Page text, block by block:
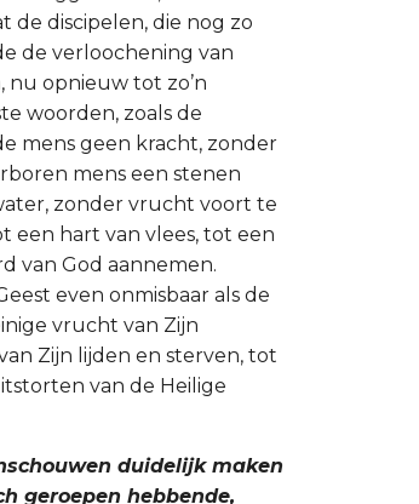
de discipelen, die nog zo
de verloochening van
opnieuw tot zo’n
woorden, zoals de
mens geen kracht, zonder
mens een stenen
zonder vrucht voort te
een hart van vlees, tot een
van God aannemen.
even onmisbaar als de
vrucht van Zijn
Zijn lijden en sterven, tot
van de Heilige
duidelijk maken
geroepen hebbende,